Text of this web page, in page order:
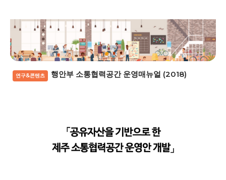
연구&콘텐츠 행안부 소통협력공간 운영매뉴얼 (2018)